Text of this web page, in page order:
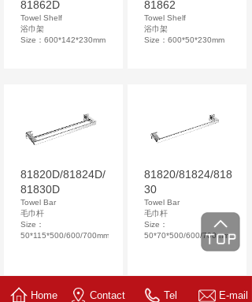
81862D
Towel Shelf
浴巾架
Size：600*142*230mm
81862
Towel Shelf
浴巾架
Size：600*50*230mm
81820D/81824D/
81830D
Towel Bar
毛巾杆
Size：
50*115*500/600/700mm
81820/81824/818
30
Towel Bar
毛巾杆
Size：
50*70*500/600/700mm
Home Contact Tel E-mail